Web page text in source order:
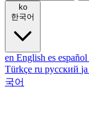
ko
한국어
en English es español
Türkçe ru русский ja
국어